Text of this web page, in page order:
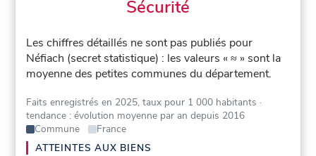
Sécurité
Les chiffres détaillés ne sont pas publiés pour
Néfiach (secret statistique) : les valeurs « ≈ » sont la
moyenne des petites communes du département.
Faits enregistrés en 2025, taux pour 1 000 habitants ·
tendance : évolution moyenne par an depuis 2016
Commune
France
ATTEINTES AUX BIENS